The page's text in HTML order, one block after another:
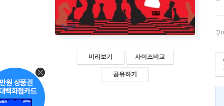
미리보기 사이즈비교
공유하기
구